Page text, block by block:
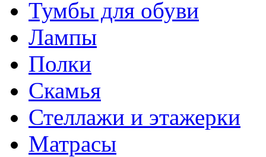
Тумбы для обуви
Лампы
Полки
Скамья
Стеллажи и этажерки
Матрасы